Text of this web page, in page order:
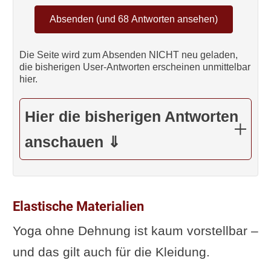
Die Seite wird zum Absenden NICHT neu geladen,
die bisherigen User-Antworten erscheinen unmittelbar
hier.
Hier die bisherigen Antworten
anschauen ⇓
Elastische Materialien
Yoga ohne Dehnung ist kaum vorstellbar –
und das gilt auch für die Kleidung.